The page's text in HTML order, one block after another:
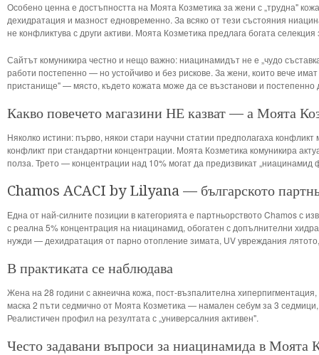
Особено ценна е достъпността на Моята Козметика за жени с „трудна"
дехидратация и мазност едновременно. За всяко от тези състояния
не конфликтува с други активи. Моята Козметика предлага богата
Сайтът комуникира честно и нещо важно: ниацинамидът не е „чудо
работи постепенно — но устойчиво и без рискове. За жени, които вече
пристанище" — място, където кожата може да се възстанови и постепенно
Какво повечето магазини НЕ казват — а Моята
Няколко истини: първо, някои стари научни статии предполагаха
конфликт при стандартни концентрации. Моята Козметика комуникира
полза. Трето — концентрации над 10% могат да предизвикат
Chamos ACACI by Lilyana — българското
Една от най-силните позиции в категорията е партньорството Chamos с
с реална 5% концентрация на ниацинамид, обогатен с допълнителни
нужди — дехидратация от парно отопление зимата, UV увреждания
В практиката се наблюдава
Жена на 28 години с акнеична кожа, пост-възпалителна
маска 2 пъти седмично от Моята Козметика — намален себум за 3
Реалистичен профил на резултата с „универсалния активен".
Често задавани въпроси за ниацинамида в Моята